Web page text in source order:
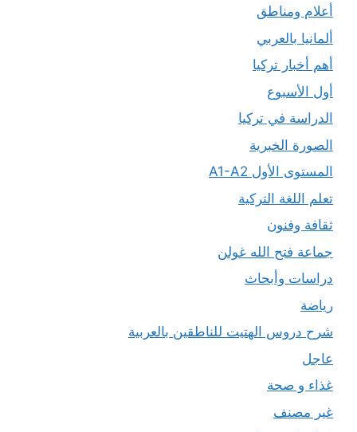
أعلام ومناطق
ألمانيا بالعربي
أهم أخبار تركيا
أول الأسبوع
الدراسة في تركيا
الصورة الخبرية
المستوى الأول A1-A2
تعلم اللغة التركية
ثقافة وفنون
جماعة فتح الله غولن
دراسات وأبحاث
رياضة
شرح دروس الهتيت للناطقين بالعربية
عاجل
غذاء و صحة
غير مصنف